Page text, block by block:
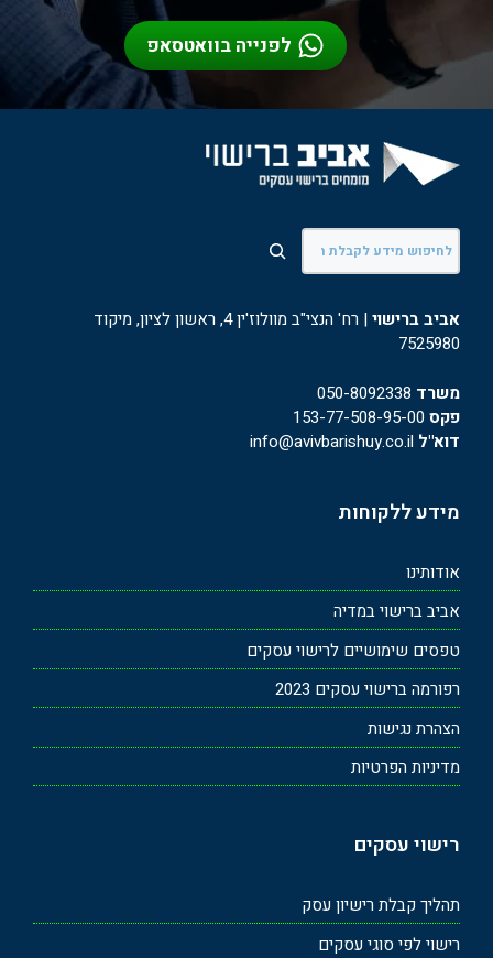
לפנייה בוואטסאפ
חיפוש
אביב ברישוי
| רח' הנצי"ב מוולוז'ין 4, ראשון לציון, מיקוד
7525980
משרד 050-8092338
פקס
דוא"ל
מידע ללקוחות
אודותינו
אביב ברישוי במדיה
טפסים שימושיים לרישוי עסקים
רפורמה ברישוי עסקים 2023
הצהרת נגישות
מדיניות הפרטיות
רישוי עסקים
תהליך קבלת רישיון עסק
רישוי לפי סוגי עסקים